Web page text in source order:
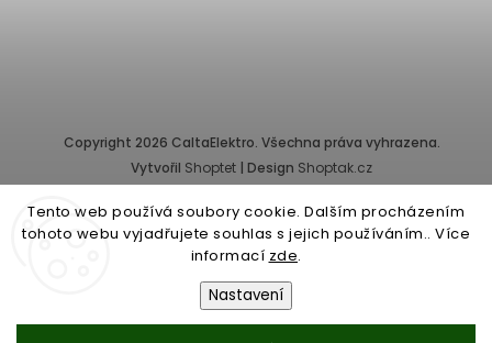
Tento web používá soubory cookie. Dalším procházením
tohoto webu vyjadřujete souhlas s jejich používáním.. Více
informací zde.
Nastavení
Copyright 2026 CaltaElektro. Všechna práva vyhrazena.
Vytvořil Shoptet | Design Shoptak.cz
Provozovatel e-shopu: CALTA - K, s.r.o., IČ: 25155822, Pernerova
10/32, Karlín, 186 00 Praha.
Společnost je zapsána v obchodním rejstříku vedeném Městským
soudem v Praze - oddíl C, vložka 87218.